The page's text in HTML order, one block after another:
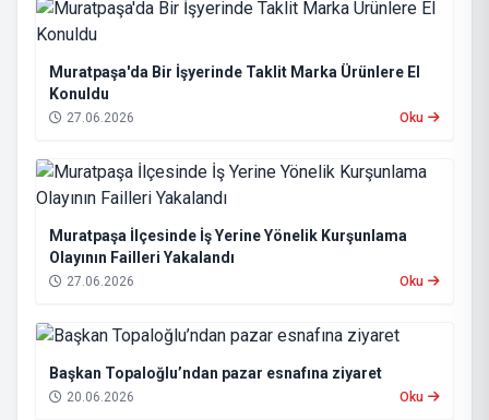
Muratpaşa'da Bir İşyerinde Taklit Marka Ürünlere El
Konuldu
27.06.2026 Oku
Muratpaşa İlçesinde İş Yerine Yönelik Kurşunlama
Olayının Failleri Yakalandı
27.06.2026 Oku
Başkan Topaloğlu’ndan pazar esnafına ziyaret
20.06.2026 Oku